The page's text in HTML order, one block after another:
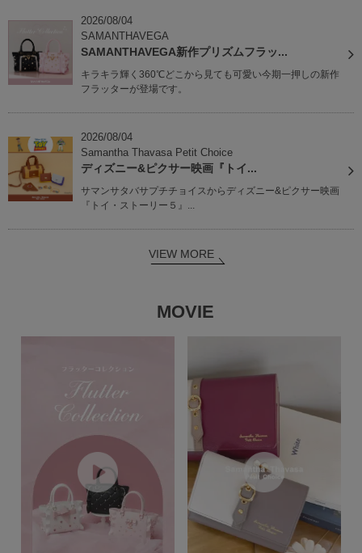
2026/08/04
SAMANTHAVEGA
SAMANTHAVEGA新作プリズムフラッ...
キラキラ輝く360℃どこから見ても可愛い今期一押しの新作
フラッターが登場です。
2026/08/04
Samantha Thavasa Petit Choice
ディズニー&ピクサー映画『トイ...
サマンサタバサプチチョイスからディズニー&ピクサー映画
『トイ・ストーリー５』...
VIEW MORE
MOVIE